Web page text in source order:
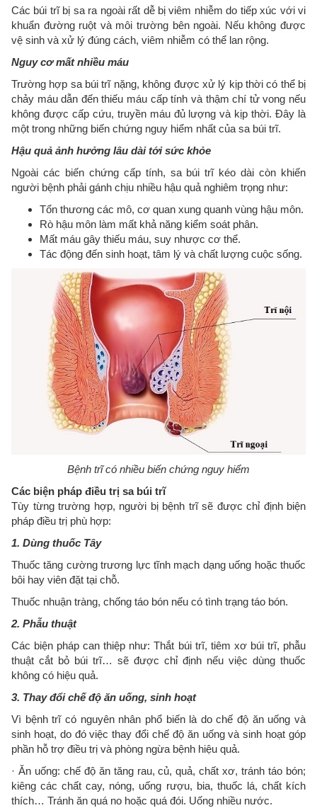
Các búi trĩ bị sa ra ngoài rất dễ bị viêm nhiễm do tiếp xúc với vi
khuẩn đường ruột và môi trường bên ngoài. Nếu không được
vệ sinh và xử lý đúng cách, viêm nhiễm có thể lan rộng.
Nguy cơ mất nhiều máu
Trường hợp sa búi trĩ nặng, không được xử lý kịp thời có thể bị
chảy máu dẫn đến thiếu máu cấp tính và thậm chí tử vong nếu
không được cấp cứu, truyền máu đủ lượng và kịp thời. Đây là
một trong những biến chứng nguy hiểm nhất của sa búi trĩ.
Hậu quả ảnh hưởng lâu dài tới sức khỏe
Ngoài các biến chứng cấp tính, sa búi trĩ kéo dài còn khiến
người bệnh phải gánh chịu nhiều hậu quả nghiêm trọng như:
Tổn thương các mô, cơ quan xung quanh vùng hậu môn.
Rò hậu môn làm mất khả năng kiểm soát phân.
Mất máu gây thiếu máu, suy nhược cơ thể.
Tác động đến sinh hoạt, tâm lý và chất lượng cuộc sống.
Bệnh trĩ có nhiều biến chứng nguy hiểm
Các biện pháp điều trị sa búi trĩ
Tùy từng trường hợp, người bị bệnh trĩ sẽ được chỉ định biện
pháp điều trị phù hợp:
1. Dùng thuốc Tây
Thuốc tăng cường trương lực tĩnh mạch dạng uống hoặc thuốc
bôi hay viên đặt tại chỗ.
Thuốc nhuận tràng, chống táo bón nếu có tình trạng táo bón.
2. Phẫu thuật
Các biện pháp can thiệp như: Thắt búi trĩ, tiêm xơ búi trĩ, phẫu
thuật cắt bỏ búi trĩ… sẽ được chỉ định nếu việc dùng thuốc
không có hiệu quả.
3. Thay đổi chế độ ăn uống, sinh hoạt
Vì bệnh trĩ có nguyên nhân phổ biến là do chế độ ăn uống và
sinh hoạt, do đó việc thay đổi chế độ ăn uống và sinh hoạt góp
phần hỗ trợ điều trị và phòng ngừa bệnh hiệu quả.
· Ăn uống: chế độ ăn tăng rau, củ, quả, chất xơ, tránh táo bón;
kiêng các chất cay, nóng, uống rượu, bia, thuốc lá, chất kích
thích… Tránh ăn quá no hoặc quá đói. Uống nhiều nước.